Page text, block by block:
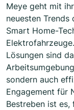
Meye geht mit
neuesten
Smart Home-
Lösungen sind
sondern auch
Engagement für
Bestreben ist